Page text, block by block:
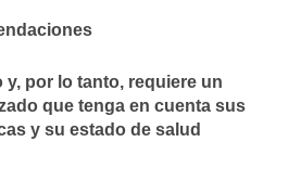
por lo tanto, requiere un
que tenga en cuenta sus
y su estado de salud